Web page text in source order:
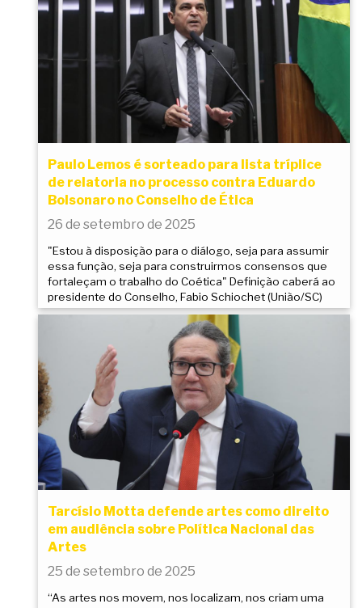
Paulo Lemos é sorteado para lista tríplice
de relatoria no processo contra Eduardo
Bolsonaro no Conselho de Ética
26 de setembro de 2025
"Estou à disposição para o diálogo, seja para assumir
essa função, seja para construirmos consensos que
fortaleçam o trabalho do Coética" Definição caberá ao
presidente do Conselho, Fabio Schiochet (União/SC)
Tarcísio Motta defende artes como direito
em audiência sobre Política Nacional das
Artes
25 de setembro de 2025
“As artes nos movem, nos localizam, nos criam uma